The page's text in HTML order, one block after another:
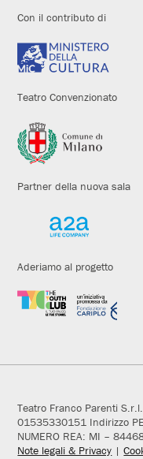
Con il contributo di
Teatro Convenzionato
Partner della nuova sala
Aderiamo al progetto
Teatro Franco Parenti
01535330151 Indirizzo
NUMERO REA: MI –
Note legali & Privacy |